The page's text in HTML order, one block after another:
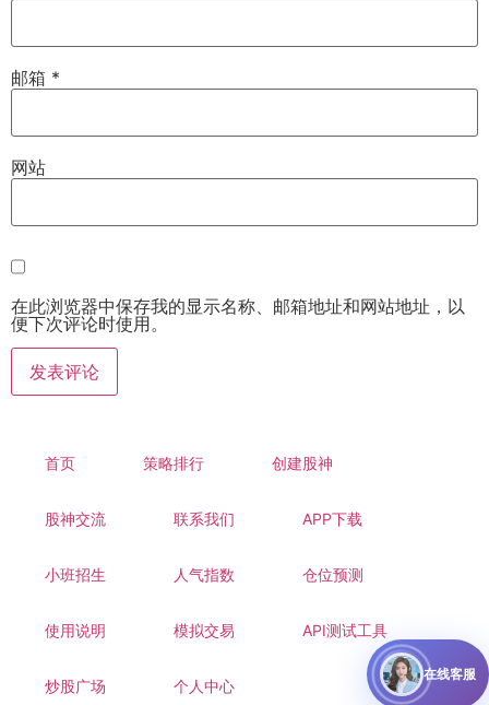
邮箱 *
网站
在此浏览器中保存我的显示名称、邮箱地址和网站地址，以
便下次评论时使用。
首页 策略排行 创建股神
股神交流 联系我们 APP下载
小班招生 人气指数 仓位预测
使用说明 模拟交易 API测试工具
炒股广场 个人中心
在线客服